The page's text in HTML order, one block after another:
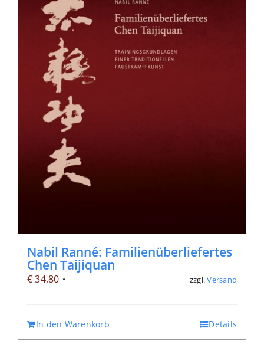
Nabil Ranné: Familienüberliefertes
Chen Taijiquan
€34,80 * zzgl.Versand
In den Warenkorb Details